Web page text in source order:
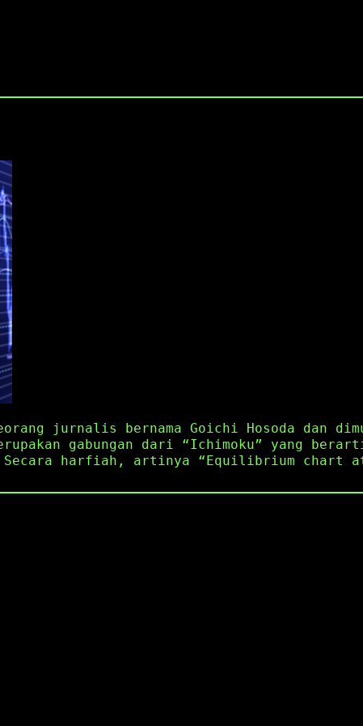
jurnalis bernama Goichi Hosoda dan
gabungan dari “Ichimoku” yang
Secara harfiah, artinya “Equilibrium